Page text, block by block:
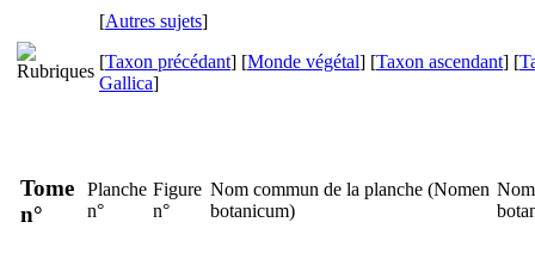
[Autres sujets]
[Taxon précédant] [Monde végétal] [Taxon ascendant] [
Gallica]
Tome
n°
Planche
n°
Figure
n°
Nom commun de la planche (Nomen
botanicum)